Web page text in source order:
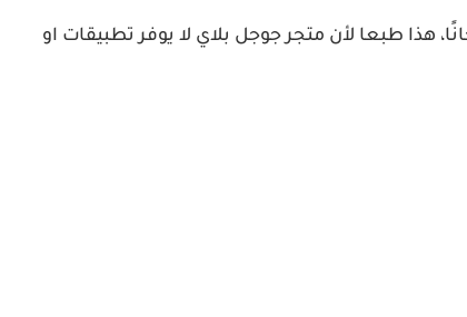
هذا طبعا لأن متجر جوجل بلاي لا يوفر تطبيقات او